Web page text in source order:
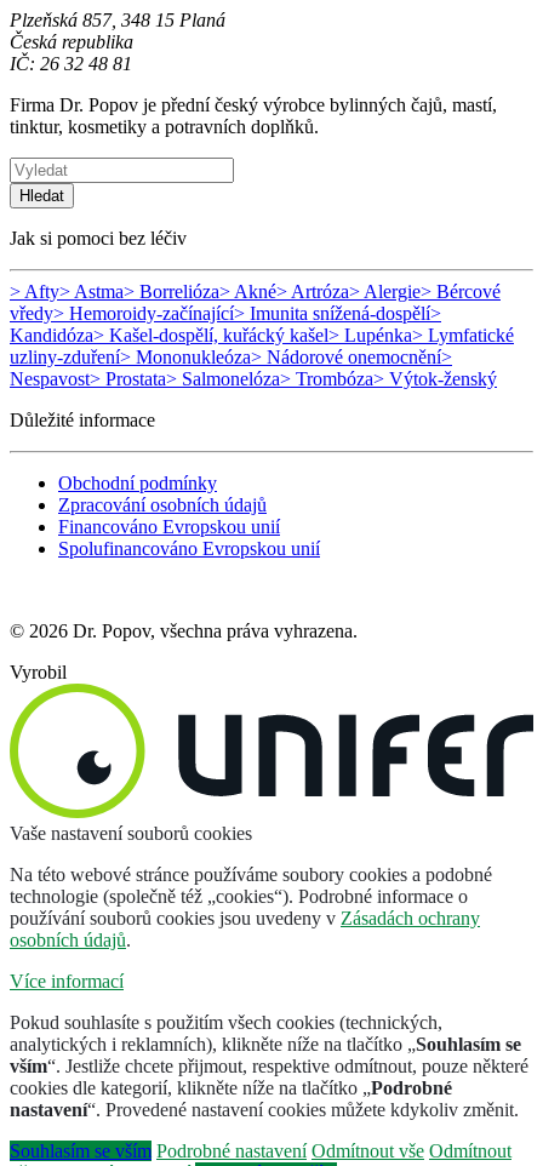
Plzeňská 857, 348 15 Planá
Česká republika
IČ: 26 32 48 81
Firma Dr. Popov je přední český výrobce bylinných čajů, mastí,
tinktur, kosmetiky a potravních doplňků.
Hledat
Jak si pomoci bez léčiv
> Afty> Astma> Borrelióza> Akné> Artróza> Alergie> Bércové
vředy> Hemoroidy-začínající> Imunita snížená-dospělí>
Kandidóza> Kašel-dospělí, kuřácký kašel> Lupénka> Lymfatické
uzliny-zduření> Mononukleóza> Nádorové onemocnění>
Nespavost> Prostata> Salmonelóza> Trombóza> Výtok-ženský
Důležité informace
Obchodní podmínky
Zpracování osobních údajů
Financováno Evropskou unií
Spolufinancováno Evropskou unií
© 2026 Dr. Popov, všechna práva vyhrazena.
Vyrobil
Vaše nastavení souborů cookies
Na této webové stránce používáme soubory cookies a podobné
technologie (společně též „cookies“). Podrobné informace o
používání souborů cookies jsou uvedeny v Zásadách ochrany
osobních údajů.
Více informací
Pokud souhlasíte s použitím všech cookies (technických,
analytických i reklamních), klikněte níže na tlačítko „Souhlasím se
vším“. Jestliže chcete přijmout, respektive odmítnout, pouze některé
cookies dle kategorií, klikněte níže na tlačítko „Podrobné
nastavení“. Provedené nastavení cookies můžete kdykoliv změnit.
Souhlasím se vším Podrobné nastavení Odmítnout vše Odmítnout